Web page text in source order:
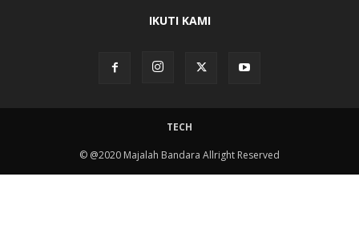
IKUTI KAMI
TECH
© @2020 Majalah Bandara Allright Reserved